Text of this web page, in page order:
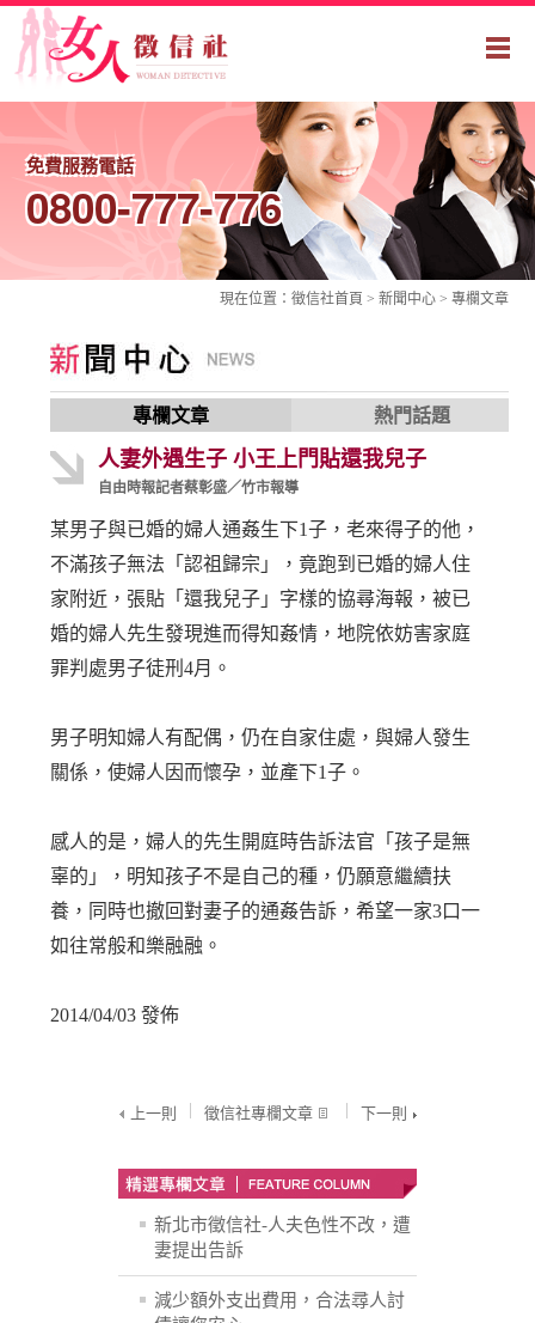
免費服務電話
0800-777-776
現在位置： 徵信社首頁 > 新聞中心 > 專欄文章
專欄文章 熱門話題
人妻外遇生子 小王上門貼還我兒子
自由時報記者蔡彰盛／竹市報導
某男子與已婚的婦人通姦生下1子，老來得子的他，
不滿孩子無法「認祖歸宗」，竟跑到已婚的婦人住
家附近，張貼「還我兒子」字樣的協尋海報，被已
婚的婦人先生發現進而得知姦情，地院依妨害家庭
罪判處男子徒刑4月。
男子明知婦人有配偶，仍在自家住處，與婦人發生
關係，使婦人因而懷孕，並產下1子。
感人的是，婦人的先生開庭時告訴法官「孩子是無
辜的」，明知孩子不是自己的種，仍願意繼續扶
養，同時也撤回對妻子的通姦告訴，希望一家3口一
如往常般和樂融融。
2014/04/03 發佈
上一則 徵信社專欄文章 下一則
新北市徵信社-人夫色性不改，遭
妻提出告訴
減少額外支出費用，合法尋人討